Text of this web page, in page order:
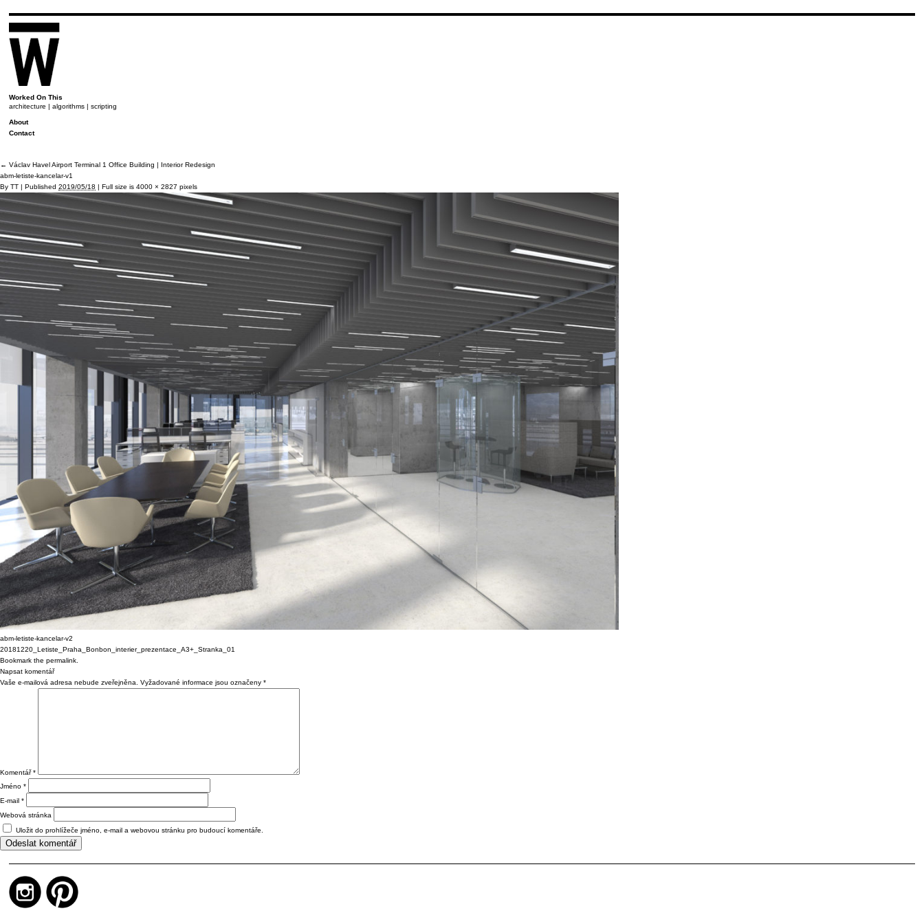
Worked On This
architecture | algorithms | scripting
About
Contact
← Václav Havel Airport Terminal 1 Office Building | Interior Redesign
abm-letiste-kancelar-v1
By TT | Published 2019/05/18 | Full size is 4000 × 2827 pixels
abm-letiste-kancelar-v2
20181220_Letiste_Praha_Bonbon_interier_prezentace_A3+_Stranka_01
Bookmark the permalink
Napsat komentář
Vaše e-mailová adresa nebude zveřejněna.
Vyžadované informace jsou označeny *
Komentář*
Jméno *
E-mail *
Webová stránka
Uložit do prohlížeče jméno, e-mail a webovou stránku pro budoucí komentáře.